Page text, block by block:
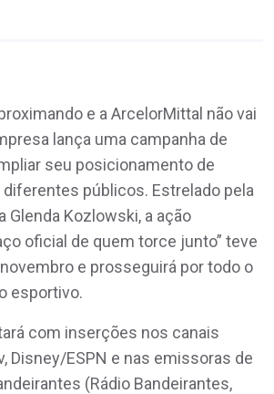
e a ArcelorMittal não vai
lança uma campanha de
seu posicionamento de
diferentes públicos. Estrelado pela
Glenda Kozlowski, a ação
oficial de quem torce junto” teve
e prosseguirá por todo o
esportivo.
com inserções nos canais
Disney/ESPN e nas emissoras de
(Rádio Bandeirantes,